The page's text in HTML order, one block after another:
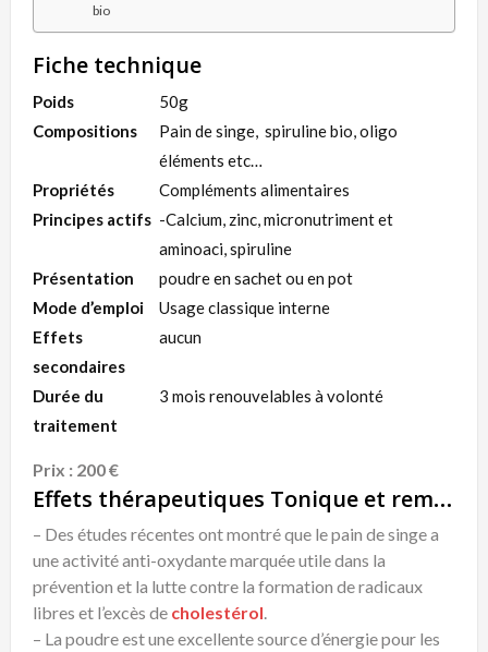
bio
Fiche technique
Poids
50g
Compositions
Pain de singe, spiruline bio, oligo
éléments etc…
Propriétés
Compléments alimentaires
Principes actifs -Calcium, zinc, micronutriment et
aminoaci, spiruline
Présentation
poudre en sachet ou en pot
Mode d’emploi
Usage classique interne
Effets
secondaires
aucun
Durée du
traitement
3 mois renouvelables à volonté
Prix : 200 €
Effets thérapeutiques Tonique et remontant naturel
– Des études récentes ont montré que le pain de singe a
une activité anti-oxydante marquée utile dans la
prévention et la lutte contre la formation de radicaux
libres et l’excès de cholestérol.
– La poudre est une excellente source d’énergie pour les